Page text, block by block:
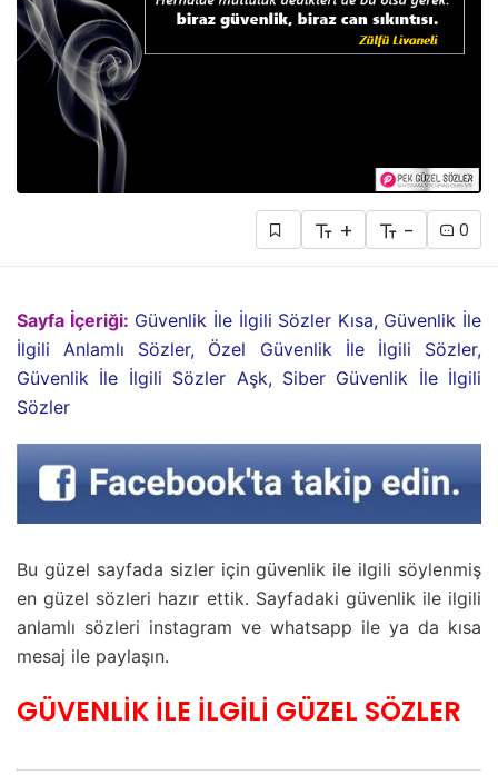
+ - 0
Sayfa İçeriği: Güvenlik İle İlgili Sözler Kısa, Güvenlik İle
İlgili Anlamlı Sözler, Özel Güvenlik İle İlgili Sözler,
Güvenlik İle İlgili Sözler Aşk, Siber Güvenlik İle İlgili
Sözler
Bu güzel sayfada sizler için güvenlik ile ilgili söylenmiş
en güzel sözleri hazır ettik. Sayfadaki güvenlik ile ilgili
anlamlı sözleri instagram ve whatsapp ile ya da kısa
mesaj ile paylaşın.
GÜVENLİK İLE İLGİLİ GÜZEL SÖZLER